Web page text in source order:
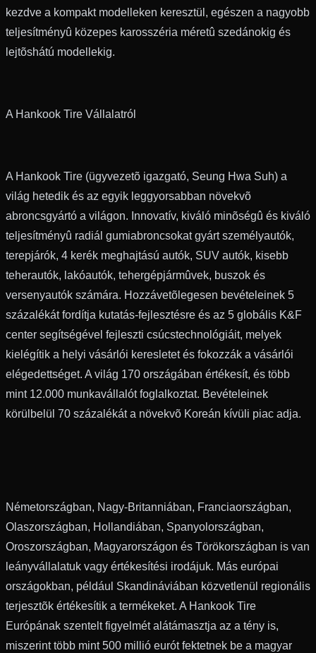
kezdve a kompakt modelleken keresztül, egészen a nagyobb
teljesítményû közepes karosszéria méretû szedánokig és
lejtõshátú modellekig.
A Hankook Tire Vállalatról
A Hankook Tire (ügyvezetõ igazgató, Seung Hwa Suh) a
világ hetedik és az egyik leggyorsabban növekvõ
abroncsgyártó a világon. Innovatív, kiváló minõségû és kiváló
teljesítményû radiál gumiabroncsokat gyárt személyautók,
terepjárók, 4 kerék meghajtású autók, SUV autók, kisebb
teherautók, lakóautók, tehergépjármûvek, buszok és
versenyautók számára. Hozzávetõlegesen bevételeinek 5
százalékát fordítja kutatás-fejlesztésre és az 5 globális K&F
center segítségével fejleszti csúcstechnológiáit, melyek
kielégítik a helyi vásárlói keresletet és fokozzák a vásárlói
elégedettséget. A világ 170 országában értékesít, és több
mint 12.000 munkavállalót foglalkoztat. Bevételeinek
körülbelül 70 százalékát a növekvõ Koreán kívüli piac adja.
Németországban, Nagy-Britanniában, Franciaországban,
Olaszországban, Hollandiában, Spanyolországban,
Oroszországban, Magyarországon és Törökországban is van
leányvállalatuk vagy értékesítési irodájuk. Más európai
országokban, például Skandináviában közvetlenül regionális
terjesztõk értékesítik a termékeket. A Hankook Tire
Európának szentelt figyelmét alátámasztja az a tény is,
miszerint több mint 500 millió eurót fektetnek be a magyar